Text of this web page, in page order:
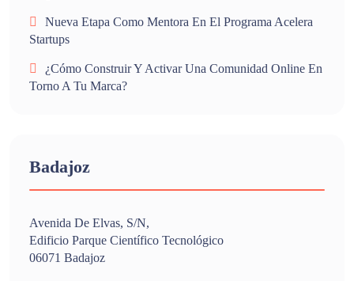
Nueva Etapa Como Mentora En El Programa Acelera
Startups
¿Cómo Construir Y Activar Una Comunidad Online En
Torno A Tu Marca?
Badajoz
Avenida De Elvas, S/n,
Edificio Parque Científico Tecnológico
06071 Badajoz